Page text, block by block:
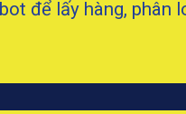
để lấy hàng, phân